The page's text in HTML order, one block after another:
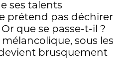
ses talents
prétend pas déchirer
que se passe-t-il ?
sous les
brusquement